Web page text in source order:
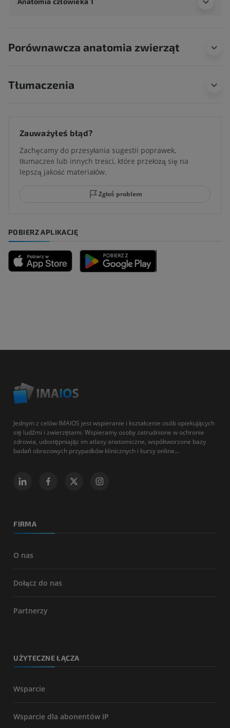
Porównawcza anatomia zwierząt
Tłumaczenia
Zauważyłeś błąd?
Zachęcamy do przesyłania sugestii poprawek,
tłumaczeń lub innych treści, które przełożą się na
lepszą jakość materiałów.
Zgłoś problem
POBIERZ APLIKACJĘ
Jednym z celów IMAIOS jest wspieranie i kształcenie osób opiekujących
się ludźmi i zwierzętami. Wspieramy osoby zatrudnione w ochronie
zdrowia, udostępniając im atlasy anatomiczne, współtworzone bazy
badań obrazowych przypadków klinicznych i kursy online...
FIRMA
O nas
Dołącz do nas
Partnerzy
UŻYTECZNE ŁĄCZA
Wsparcie
Wsparcie dla abonentów IP